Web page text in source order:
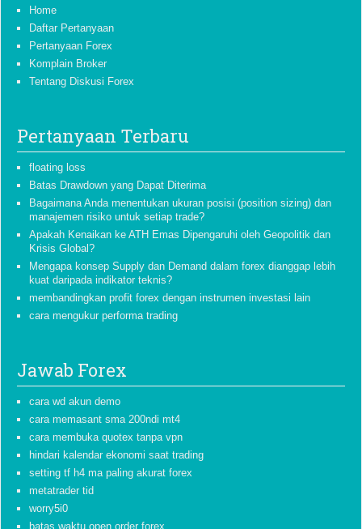
Home
Daftar Pertanyaan
Pertanyaan Forex
Komplain Broker
Tentang Diskusi Forex
Pertanyaan Terbaru
floating loss
Batas Drawdown yang Dapat Diterima
Bagaimana Anda menentukan ukuran posisi (position sizing) dan
manajemen risiko untuk setiap trade?
Apakah Kenaikan ke ATH Emas Dipengaruhi oleh Geopolitik dan
Krisis Global?
Mengapa konsep Supply dan Demand dalam forex dianggap lebih
kuat daripada indikator teknis?
membandingkan profit forex dengan instrumen investasi lain
cara mengukur performa trading
Jawab Forex
cara wd akun demo
cara memasant sma 200ndi mt4
cara membuka quotex tanpa vpn
hindari kalendar ekonomi saat trading
setting tf h4 ma paling akurat forex
metatrader tid
worry5i0
batas waktu open order forex